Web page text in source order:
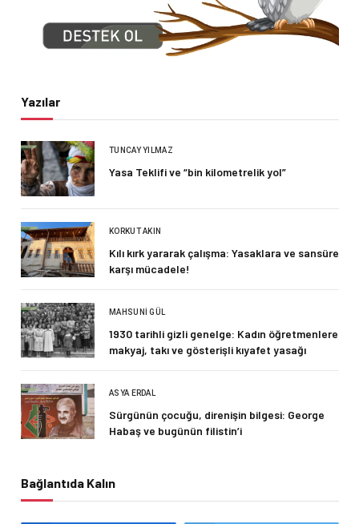
Yazılar
TUNCAY YILMAZ
Yasa Teklifi ve “bin kilometrelik yol”
KORKUT AKIN
Kılı kırk yararak çalışma: Yasaklara ve sansüre
karşı mücadele!
MAHSUNI GÜL
1930 tarihli gizli genelge: Kadın öğretmenlere
makyaj, takı ve gösterişli kıyafet yasağı
ASYA ERDAL
Sürgünün çocuğu, direnişin bilgesi: George
Habaş ve bugünün filistin’i
Bağlantıda Kalın